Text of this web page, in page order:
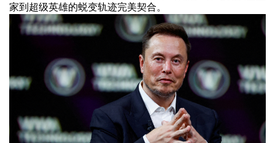
家到超级英雄的蜕变轨迹完美契合。